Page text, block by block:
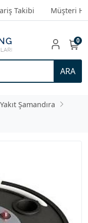
Takibi Müşteri
ARA
0
Yakıt Şamandıra